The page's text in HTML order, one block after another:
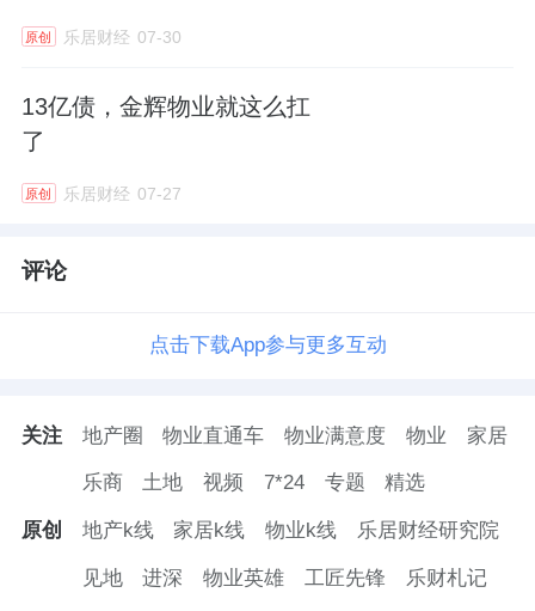
原创 乐居财经 07-30
13亿债，金辉物业就这么扛
了
原创 乐居财经 07-27
评论
点击下载App参与更多互动
关注 地产圈 物业直通车 物业满意度 物业 家居
乐商 土地 视频 7*24 专题 精选
原创 地产k线 家居k线 物业k线 乐居财经研究院
见地 进深 物业英雄 工匠先锋 乐财札记